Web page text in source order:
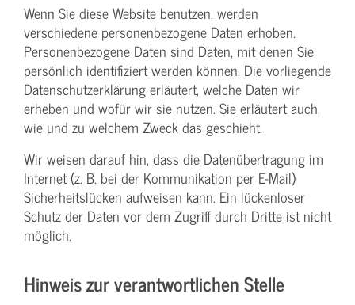
Wenn Sie diese Website benutzen, werden
verschiedene personenbezogene Daten erhoben.
Personenbezogene Daten sind Daten, mit denen Sie
persönlich identifiziert werden können. Die vorliegende
Datenschutzerklärung erläutert, welche Daten wir
erheben und wofür wir sie nutzen. Sie erläutert auch,
wie und zu welchem Zweck das geschieht.
Wir weisen darauf hin, dass die Datenübertragung im
Internet (z. B. bei der Kommunikation per E-Mail)
Sicherheitslücken aufweisen kann. Ein lückenloser
Schutz der Daten vor dem Zugriff durch Dritte ist nicht
möglich.
Hinweis zur verantwortlichen Stelle